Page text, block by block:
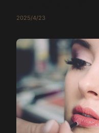
2025/4/23